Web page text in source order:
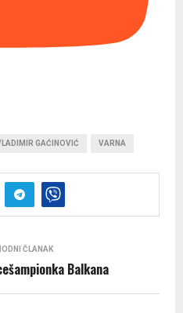
GAĆINOVIĆ VARNA
ČLANAK
Balkana